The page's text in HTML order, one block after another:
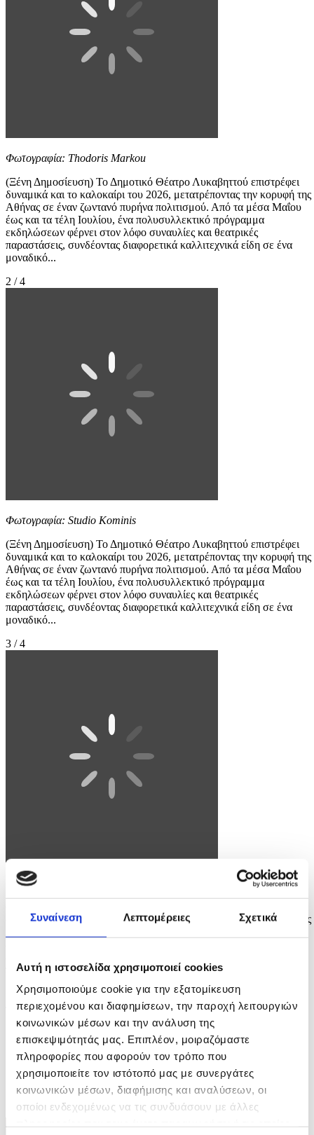
Συναίνεση Λεπτομέρειες Σχετικά
Αυτή η ιστοσελίδα χρησιμοποιεί cookies
Χρησιμοποιούμε cookie για την εξατομίκευση
περιεχομένου και διαφημίσεων, την παροχή λειτουργιών
κοινωνικών μέσων και την ανάλυση της
επισκεψιμότητάς μας. Επιπλέον, μοιραζόμαστε
πληροφορίες που αφορούν τον τρόπο που
χρησιμοποιείτε τον ιστότοπό μας με συνεργάτες
κοινωνικών μέσων, διαφήμισης και αναλύσεων, οι
οποίοι ενδεχομένως να τις συνδυάσουν με άλλες
Φωτογραφία: Thodoris Markou
(Ξένη Δημοσίευση) Το Δημοτικό Θέατρο Λυκαβηττού επιστρέφει
δυναμικά και το καλοκαίρι του 2026, μετατρέποντας την κορυφή της
Αθήνας σε έναν ζωντανό πυρήνα πολιτισμού. Από τα μέσα Μαΐου
έως και τα τέλη Ιουλίου, ένα πολυσυλλεκτικό πρόγραμμα
εκδηλώσεων φέρνει στον λόφο συναυλίες και θεατρικές
παραστάσεις, συνδέοντας διαφορετικά καλλιτεχνικά είδη σε ένα
μοναδικό...
2 / 4
Φωτογραφία: Studio Kominis
(Ξένη Δημοσίευση) Το Δημοτικό Θέατρο Λυκαβηττού επιστρέφει
δυναμικά και το καλοκαίρι του 2026, μετατρέποντας την κορυφή της
Αθήνας σε έναν ζωντανό πυρήνα πολιτισμού. Από τα μέσα Μαΐου
έως και τα τέλη Ιουλίου, ένα πολυσυλλεκτικό πρόγραμμα
εκδηλώσεων φέρνει στον λόφο συναυλίες και θεατρικές
παραστάσεις, συνδέοντας διαφορετικά καλλιτεχνικά είδη σε ένα
μοναδικό...
3 / 4
Φωτογραφία: Vangelis Patsialos
δυναμικά και το καλοκαίρι του 2026, μετατρέποντας την κορυφή της
παραστάσεις, συνδέοντας διαφορετικά καλλιτεχνικά είδη σε ένα
4 / 4
ΦΩΤΟ